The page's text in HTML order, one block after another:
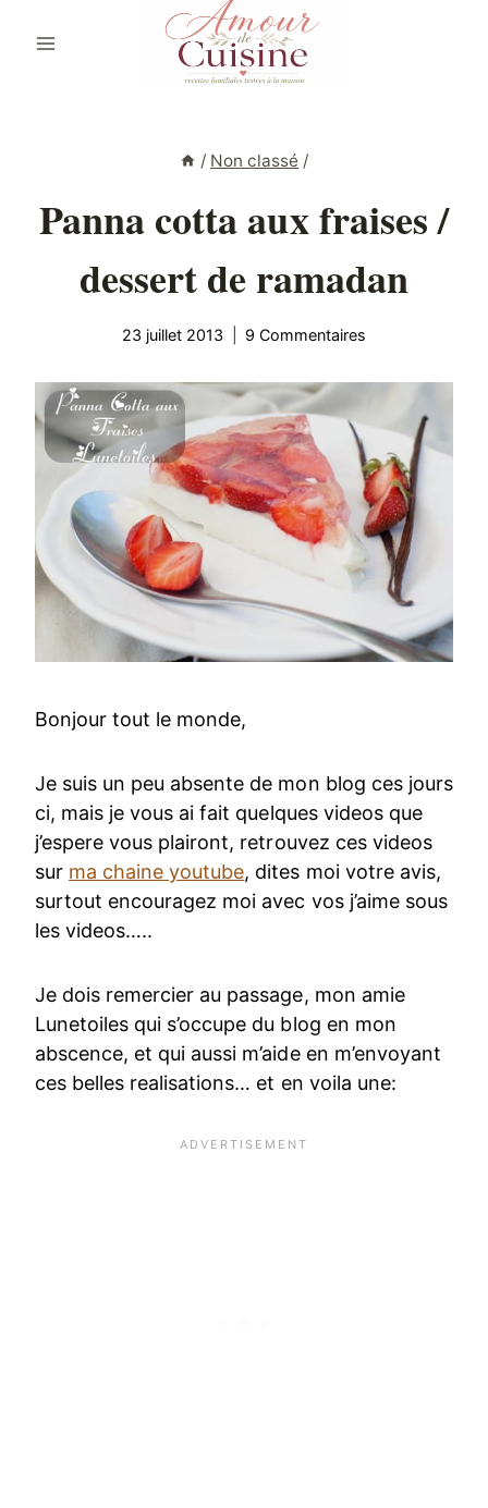
/ Non classé /
Panna cotta aux fraises /
dessert de ramadan
23 juillet 2013 9 Commentaires
Bonjour tout le monde,
Je suis un peu absente de mon blog ces jours
ci, mais je vous ai fait quelques videos que
j’espere vous plairont, retrouvez ces videos
sur ma chaine youtube, dites moi votre avis,
surtout encouragez moi avec vos j’aime sous
les videos…..
Je dois remercier au passage, mon amie
Lunetoiles qui s’occupe du blog en mon
abscence, et qui aussi m’aide en m’envoyant
ces belles realisations… et en voila une: